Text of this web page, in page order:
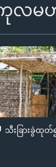
လမဟ
သီးခြားခွဲထုတ်